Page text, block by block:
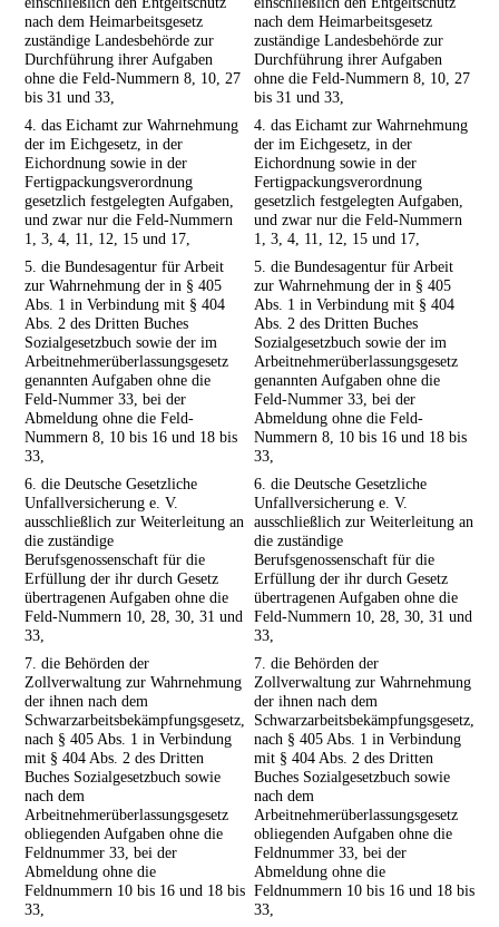
nach dem Heimarbeitsgesetz
zuständige Landesbehörde zur
Durchführung ihrer Aufgaben
ohne die Feld-Nummern 8, 10, 27
bis 31 und 33,
nach dem Heimarbeitsgesetz
zuständige Landesbehörde zur
Durchführung ihrer Aufgaben
ohne die Feld-Nummern 8, 10, 27
bis 31 und 33,
4. das Eichamt zur Wahrnehmung
der im Eichgesetz, in der
Eichordnung sowie in der
Fertigpackungsverordnung
gesetzlich festgelegten Aufgaben,
und zwar nur die Feld-Nummern
1, 3, 4, 11, 12, 15 und 17,
4. das Eichamt zur Wahrnehmung
der im Eichgesetz, in der
Eichordnung sowie in der
Fertigpackungsverordnung
gesetzlich festgelegten Aufgaben,
und zwar nur die Feld-Nummern
1, 3, 4, 11, 12, 15 und 17,
5. die Bundesagentur für Arbeit
zur Wahrnehmung der in § 405
Abs. 1 in Verbindung mit § 404
Abs. 2 des Dritten Buches
Sozialgesetzbuch sowie der im
Arbeitnehmerüberlassungsgesetz
genannten Aufgaben ohne die
Feld-Nummer 33, bei der
Abmeldung ohne die Feld-
Nummern 8, 10 bis 16 und 18 bis
33,
5. die Bundesagentur für Arbeit
zur Wahrnehmung der in § 405
Abs. 1 in Verbindung mit § 404
Abs. 2 des Dritten Buches
Sozialgesetzbuch sowie der im
Arbeitnehmerüberlassungsgesetz
genannten Aufgaben ohne die
Feld-Nummer 33, bei der
Abmeldung ohne die Feld-
Nummern 8, 10 bis 16 und 18 bis
33,
6. die Deutsche Gesetzliche
Unfallversicherung e. V.
ausschließlich zur Weiterleitung an
die zuständige
Berufsgenossenschaft für die
Erfüllung der ihr durch Gesetz
übertragenen Aufgaben ohne die
Feld-Nummern 10, 28, 30, 31 und
33,
6. die Deutsche Gesetzliche
Unfallversicherung e. V.
ausschließlich zur Weiterleitung an
die zuständige
Berufsgenossenschaft für die
Erfüllung der ihr durch Gesetz
übertragenen Aufgaben ohne die
Feld-Nummern 10, 28, 30, 31 und
33,
7. die Behörden der
Zollverwaltung zur Wahrnehmung
der ihnen nach dem
Schwarzarbeitsbekämpfungsgesetz,
nach § 405 Abs. 1 in Verbindung
mit § 404 Abs. 2 des Dritten
Buches Sozialgesetzbuch sowie
nach dem
Arbeitnehmerüberlassungsgesetz
obliegenden Aufgaben ohne die
Feldnummer 33, bei der
Abmeldung ohne die
Feldnummern 10 bis 16 und 18 bis
33,
7. die Behörden der
Zollverwaltung zur Wahrnehmung
der ihnen nach dem
Schwarzarbeitsbekämpfungsgesetz,
nach § 405 Abs. 1 in Verbindung
mit § 404 Abs. 2 des Dritten
Buches Sozialgesetzbuch sowie
nach dem
Arbeitnehmerüberlassungsgesetz
obliegenden Aufgaben ohne die
Feldnummer 33, bei der
Abmeldung ohne die
Feldnummern 10 bis 16 und 18 bis
33,